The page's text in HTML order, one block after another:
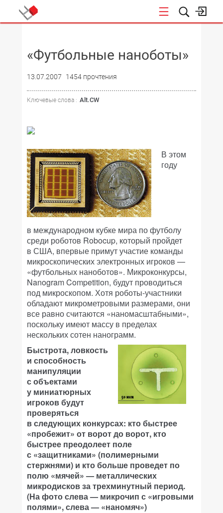
«Футбольные наноботы»
13.07.2007 1454 прочтения
Ключевые слова : Alt.CW
В этом
году
в международном кубке мира по футболу
среди роботов Robocup, который пройдет
в США, впервые примут участие команды
микроскопических электронных игроков —
«футбольных наноботов». Микроконкурсы,
Nanogram Competition, будут проводиться
под микроскопом. Хотя роботы-участники
обладают микрометровыми размерами, они
все равно считаются «наномасштабными»,
поскольку имеют массу в пределах
нескольких сотен нанограмм.
Быстрота, ловкость
и способность
манипуляции
с объектами
у миниатюрных
игроков будут
проверяться
в следующих конкурсах: кто быстрее
«пробежит» от ворот до ворот, кто
быстрее преодолеет поле
с «защитниками» (полимерными
стержнями) и кто больше проведет по
полю «мячей» — металлических
микродисков за трехминутный период.
(На фото слева — микрочип с «игровыми
полями», слева — «наномяч»)